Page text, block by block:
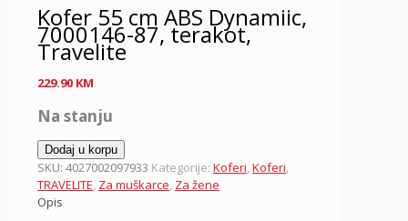
Kofer 55 cm ABS Dynamiic,
7000146-87, terakot,
Travelite
229.90 KM
Na stanju
Kofer
55
cm
ABS
Dodaj u korpu
SKU: 4027002097933 Kategorije: Koferi,Koferi,
TRAVELITE, Za muškarce, Za žene
Opis